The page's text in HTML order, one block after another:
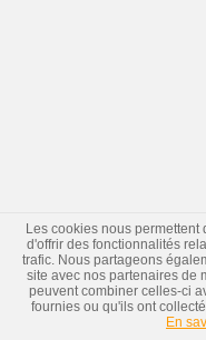
Les cookies nous
d'offrir des fonctionnalités
trafic. Nous partageons
site avec nos partenaires de
peuvent combiner celles-ci
fournies ou qu'ils ont
En